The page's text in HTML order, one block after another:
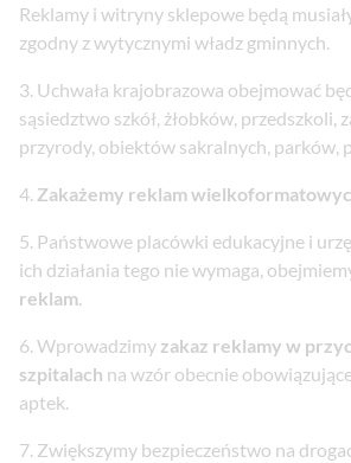
Reklamy i witryny sklepowe będą
zgodny z wytycznymi władz gminnych.
Uchwała krajobrazowa obejmować
sąsiedztwo szkół, żłobków,
przyrody, obiektów sakralnych, parków,
Zakażemy reklam
Państwowe placówki edukacyjne i
ich działania tego nie wymaga,
reklam.
Wprowadzimy zakaz reklamy w
szpitalach na wzór obecnie
aptek.
Zwiększymy bezpieczeństwo na